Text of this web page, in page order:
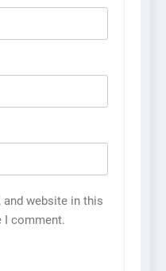
and website in this
I comment.